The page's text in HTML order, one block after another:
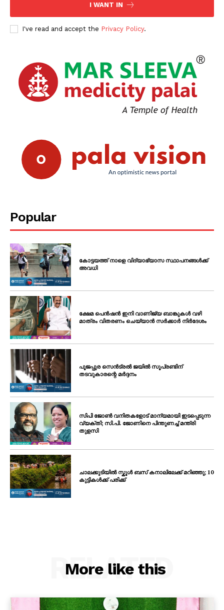
I WANT IN
I've read and accept the Privacy Policy.
Popular
കോട്ടയത്ത് നാളെ വിദ്യാഭ്യാസ സ്ഥാപനങ്ങൾക്ക്
അവധി
ക്ഷേമ പെൻഷൻ ഇനി വാണിജ്യ ബാങ്കുകൾ വഴി
മാത്രം വിതരണം ചെയ്യാൻ സർക്കാർ നിർദേശം
പൂജപ്പുര സെൻട്രൽ ജയിൽ സൂപ്രണ്ടിന്
തടവുകാരന്റെ മർദ്ദനം
സിപി ജോൺ വനിതകളോട് മാന്യമായി ഇടപ്പെടുന്ന
വ്യക്തി; സി.പി. ജോണിനെ പിന്തുണച്ച് മന്ത്രി
തുളസി
ചാലക്കുടിയിൽ സ്കൂൾ ബസ് കനാലിലേക്ക് മറിഞ്ഞു; 10
കുട്ടികൾക്ക് പരിക്ക്
More like this
RELATED